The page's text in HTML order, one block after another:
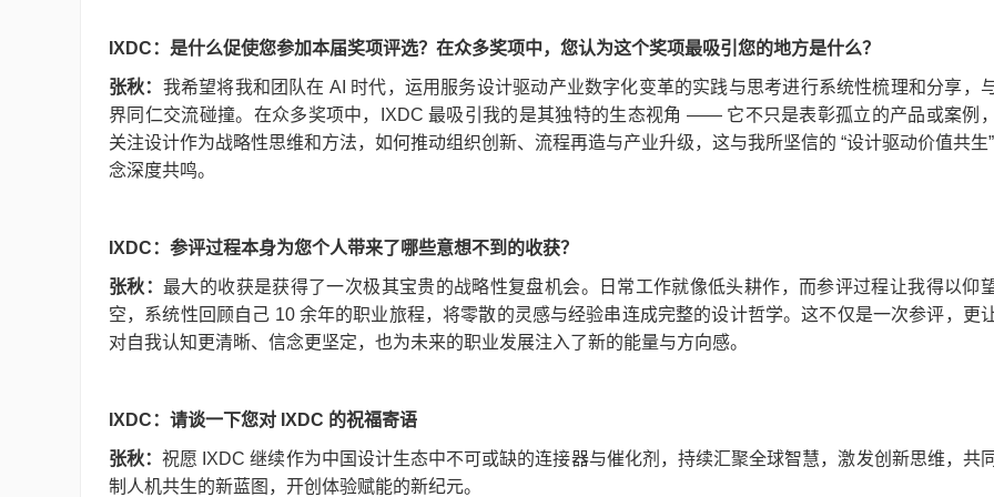
IXDC：是什么促使您参加本届奖项评选？在众多奖项中，您认为这个奖项最吸引您的地方是什么？
张秋： 我希望将我和团队在 AI 时代，运用服务设计驱动产业数字化变革的实践与思考进行系统性梳理和分享，
界同仁交流碰撞。在众多奖项中，IXDC 最吸引我的是其独特的生态视角 —— 它不只是表彰孤立的产品或案例
关注设计作为战略性思维和方法，如何推动组织创新、流程再造与产业升级，这与我所坚信的 “设计驱动价值共生
念深度共鸣。
IXDC：参评过程本身为您个人带来了哪些意想不到的收获？
张秋：最大的收获是获得了一次极其宝贵的战略性复盘机会。日常工作就像低头耕作，而参评过程让我得以仰
空，系统性回顾自己 10 余年的职业旅程，将零散的灵感与经验串连成完整的设计哲学。这不仅是一次参评，更
对自我认知更清晰、信念更坚定，也为未来的职业发展注入了新的能量与方向感。
IXDC：请谈一下您对 IXDC 的祝福寄语
张秋：祝愿 IXDC 继续作为中国设计生态中不可或缺的连接器与催化剂，持续汇聚全球智慧，激发创新思维，共
制人机共生的新蓝图，开创体验赋能的新纪元。